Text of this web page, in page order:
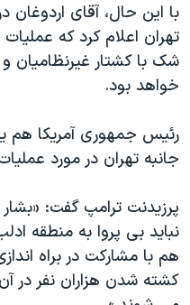
با این حال، آقای اردوغان
تهران اعلام کرد که
شک با کشتار غیرنظامیان
خواهد بود.
رئیس جمهوری آمریکا هم
جانبه تهران در مورد
پرزیدنت ترامپ گفت:
نباید بی پروا به منطقه
هم با مشارکت در براه
کشته شدن هزاران نفر در